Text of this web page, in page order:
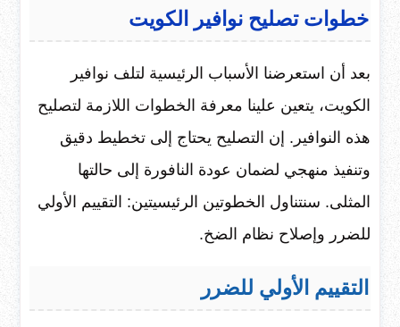
خطوات تصليح نوافير الكويت
بعد أن استعرضنا الأسباب الرئيسية لتلف نوافير
الكويت، يتعين علينا معرفة الخطوات اللازمة لتصليح
هذه النوافير. إن التصليح يحتاج إلى تخطيط دقيق
وتنفيذ منهجي لضمان عودة النافورة إلى حالتها
المثلى. سنتناول الخطوتين الرئيسيتين: التقييم الأولي
للضرر وإصلاح نظام الضخ.
التقييم الأولي للضرر